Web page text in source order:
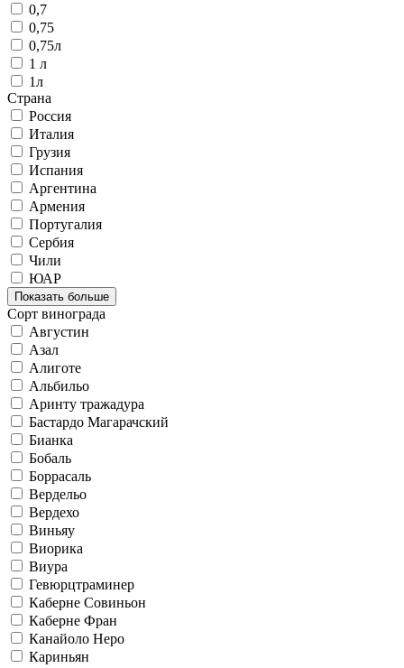
0,7
0,75
0,75л
1 л
1л
Страна
Россия
Италия
Грузия
Испания
Аргентина
Армения
Португалия
Сербия
Чили
ЮАР
Показать больше
Сорт винограда
Августин
Азал
Алиготе
Альбильо
Аринту тражадура
Бастардо Магарачский
Бианка
Бобаль
Боррасаль
Вердельо
Вердехо
Виньяу
Виорика
Виура
Гевюрцтраминер
Каберне Совиньон
Каберне Фран
Канайоло Неро
Кариньян